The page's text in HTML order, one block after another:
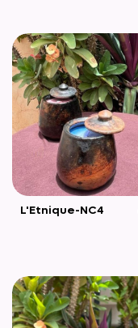
L'Etnique-NC4